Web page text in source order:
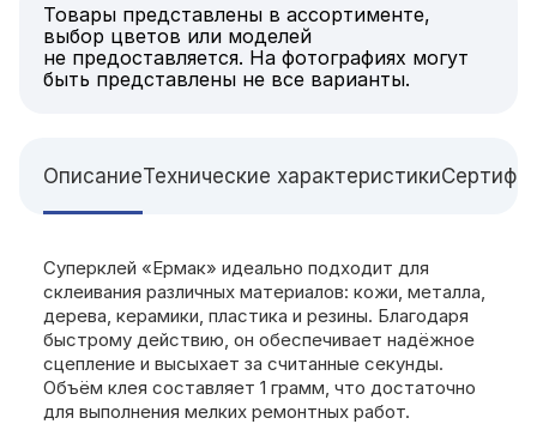
Товары представлены в ассортименте,
выбор цветов или моделей
не предоставляется. На фотографиях могут
быть представлены не все варианты.
ОписаниеТехнические характеристики
Суперклей «Ермак» идеально подходит для
склеивания различных материалов: кожи, металла,
дерева, керамики, пластика и резины. Благодаря
быстрому действию, он обеспечивает надёжное
сцепление и высыхает за считанные секунды.
Объём клея составляет 1 грамм, что достаточно
для выполнения мелких ремонтных работ.